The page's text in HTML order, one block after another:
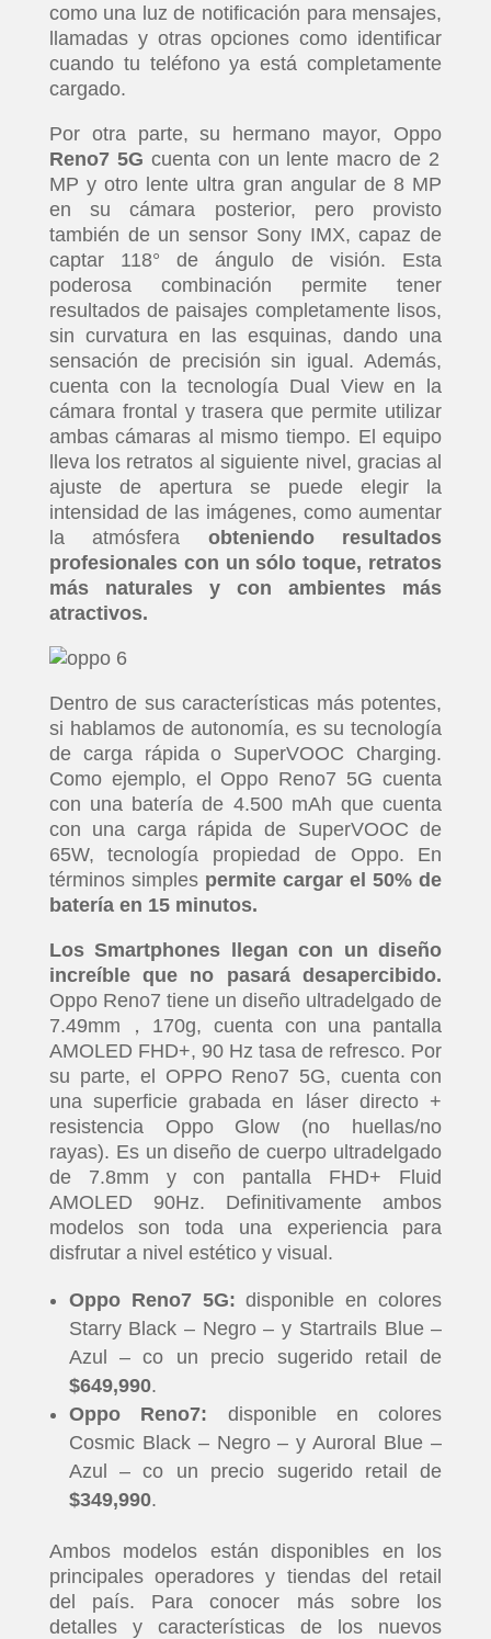
INICIO
como una luz de notificación para mensajes,
llamadas y otras opciones como identificar
cuando tu teléfono ya está completamente
cargado.
Por otra parte, su hermano mayor, Oppo
Reno7 5G cuenta con un lente macro de 2
MP y otro lente ultra gran angular de 8 MP
en su cámara posterior, pero provisto
también de un sensor Sony IMX, capaz de
captar 118° de ángulo de visión. Esta
poderosa combinación permite tener
resultados de paisajes completamente lisos,
sin curvatura en las esquinas, dando una
sensación de precisión sin igual. Además,
cuenta con la tecnología Dual View en la
cámara frontal y trasera que permite utilizar
ambas cámaras al mismo tiempo. El equipo
lleva los retratos al siguiente nivel, gracias al
ajuste de apertura se puede elegir la
intensidad de las imágenes, como aumentar
la atmósfera obteniendo resultados
profesionales con un sólo toque, retratos
más naturales y con ambientes más
atractivos.
Dentro de sus características más potentes,
si hablamos de autonomía, es su tecnología
de carga rápida o SuperVOOC Charging.
Como ejemplo, el Oppo Reno7 5G cuenta
con una batería de 4.500 mAh que cuenta
con una carga rápida de SuperVOOC de
65W, tecnología propiedad de Oppo. En
términos simples permite cargar el 50% de
batería en 15 minutos.
Los Smartphones llegan con un diseño
increíble que no pasará desapercibido.
Oppo Reno7 tiene un diseño ultradelgado de
7.49mm，170g, cuenta con una pantalla
AMOLED FHD+, 90 Hz tasa de refresco. Por
su parte, el OPPO Reno7 5G, cuenta con
una superficie grabada en láser directo +
resistencia Oppo Glow (no huellas/no
rayas). Es un diseño de cuerpo ultradelgado
de 7.8mm y con pantalla FHD+ Fluid
AMOLED 90Hz. Definitivamente ambos
modelos son toda una experiencia para
disfrutar a nivel estético y visual.
Oppo Reno7 5G: disponible en colores
Starry Black – Negro – y Startrails Blue –
Azul – co un precio sugerido retail de
$649,990.
Oppo Reno7: disponible en colores
Cosmic Black – Negro – y Auroral Blue –
Azul – co un precio sugerido retail de
$349,990.
Ambos modelos están disponibles en los
principales operadores y tiendas del retail
del país. Para conocer más sobre los
detalles y características de los nuevos